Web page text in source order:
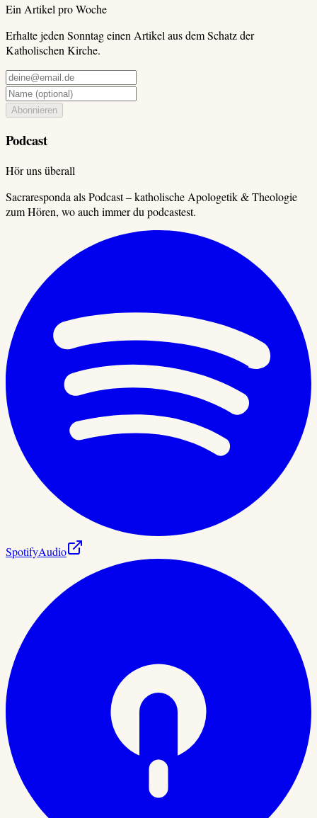
Ein Artikel pro Woche
Erhalte jeden Sonntag einen Artikel aus dem Schatz der
Katholischen Kirche.
Abonnieren
Podcast
Hör uns überall
Sacraresponda als Podcast – katholische Apologetik & Theologie
zum Hören, wo auch immer du podcastest.
SpotifyAudio